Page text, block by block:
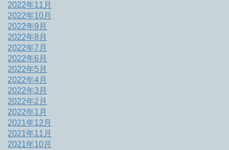
2022年11月
2022年10月
2022年9月
2022年8月
2022年7月
2022年6月
2022年5月
2022年4月
2022年3月
2022年2月
2022年1月
2021年12月
2021年11月
2021年10月